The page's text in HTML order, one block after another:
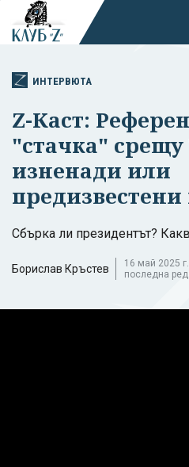
ИНТЕРВЮТА
Z-Каст:
"стачка" срещу
изненади или
Сбърка ли президентът?
Борислав Кръстев
16 май 2025
последна